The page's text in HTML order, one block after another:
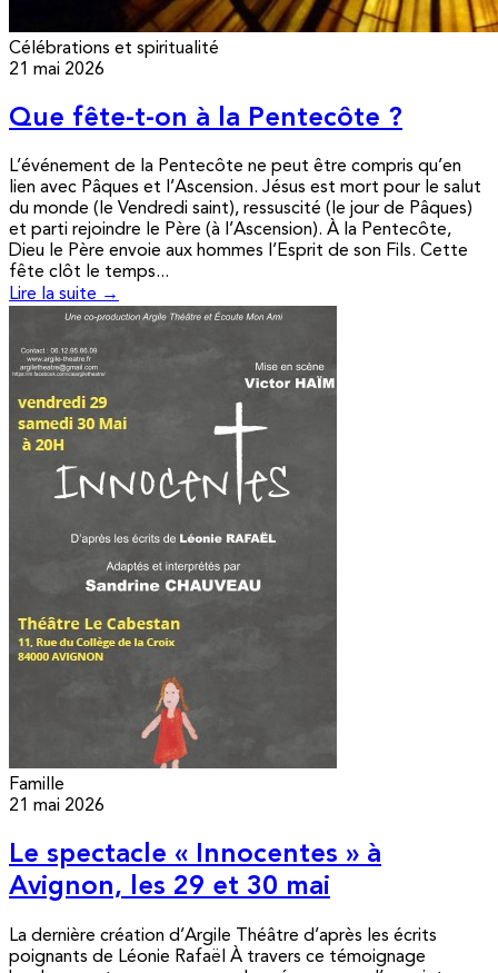
Célébrations et spiritualité
21 mai 2026
Que fête-t-on à la Pentecôte ?
L’événement de la Pentecôte ne peut être compris qu’en
lien avec Pâques et l’Ascension. Jésus est mort pour le salut
du monde (le Vendredi saint), ressuscité (le jour de Pâques)
et parti rejoindre le Père (à l’Ascension). À la Pentecôte,
Dieu le Père envoie aux hommes l’Esprit de son Fils. Cette
fête clôt le temps...
Lire la suite →
Famille
21 mai 2026
Le spectacle « Innocentes » à
Avignon, les 29 et 30 mai
La dernière création d’Argile Théâtre d’après les écrits
poignants de Léonie Rafaël À travers ce témoignage